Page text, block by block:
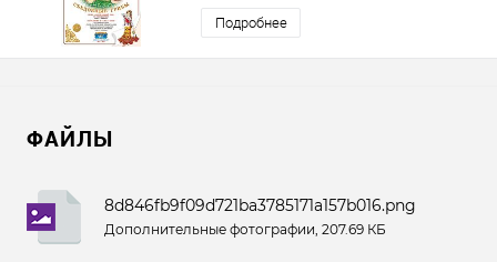
Подробнее
ФАЙЛЫ
8d846fb9f09d721ba3785171a157b016.png
Дополнительные фотографии, 207.69 КБ